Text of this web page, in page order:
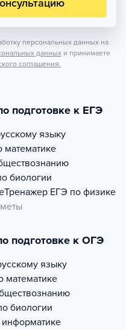
персональных данных на
данных и принимаете
соглашения.
подготовке к ЕГЭ
языку
математике
биологии
Тренажер ЕГЭ по физике
подготовке к ОГЭ
языку
математике
биологии